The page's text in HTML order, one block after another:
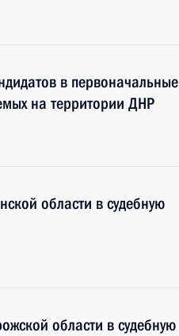
в первоначальные
на территории ДНР
области в судебную
области в судебную